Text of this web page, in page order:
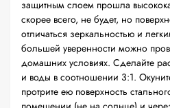
защитным слоем прошла
скорее всего, не будет, но
отличаться зеркальностью и
большей уверенности можно
домашних условиях. Сделайте
и воды в соотношении 3:1.
протрите ею поверхность